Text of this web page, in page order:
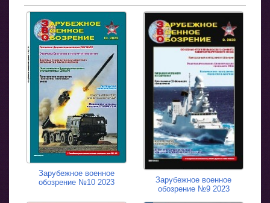
Зарубежное военное
обозрение №10 2023
Зарубежное военное
обозрение №9 2023